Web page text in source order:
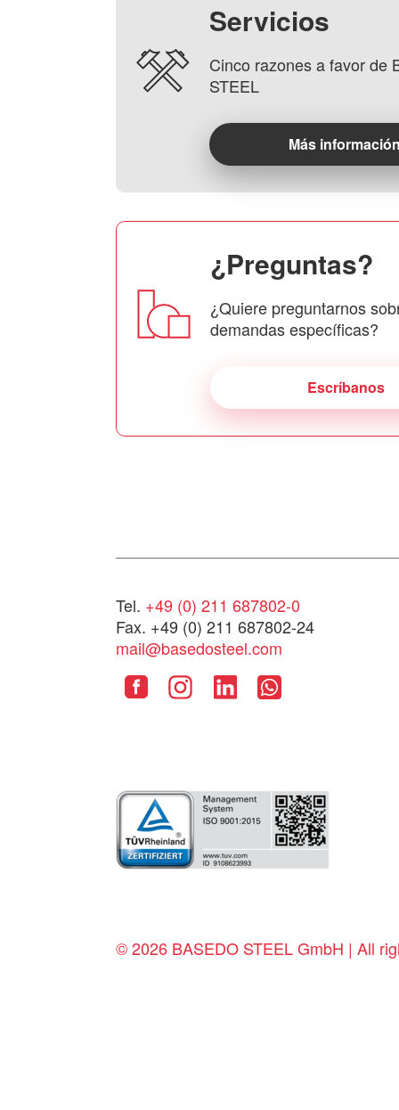
Servicios
Cinco razones a favor de
STEEL
Más
¿Preguntas?
¿Quiere preguntarnos
demandas específicas?
Escríbanos
Tel. +49 (0) 211 687802-0
Fax. +49 (0) 211 687802-24
mail@basedosteel.com
© 2026 BASEDO STEEL GmbH | All